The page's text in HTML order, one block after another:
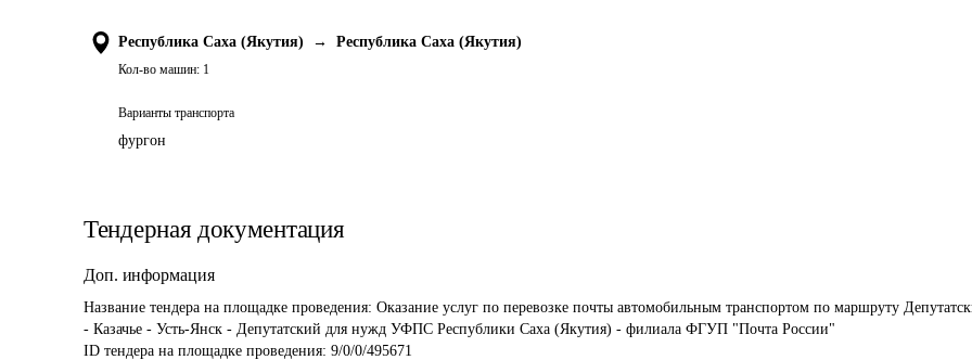
Республика Саха (Якутия) → Республика Саха (Якутия)
Кол-во машин: 1
Варианты транспорта
фургон
Тендерная документация
Доп. информация
Название тендера на площадке проведения: Оказание услуг по перевозке почты автомобильным транспортом по маршруту
- Казачье - Усть-Янск - Депутатский для нужд УФПС Республики Саха (Якутия) - филиала ФГУП "Почта России"
ID тендера на площадке проведения: 9/0/0/495671